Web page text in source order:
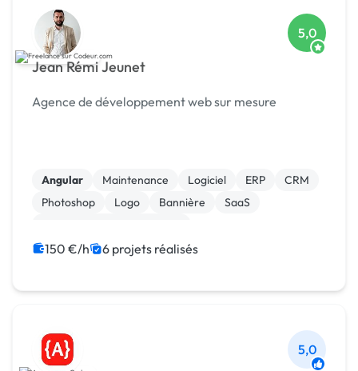
Jean Rémi Jeunet
5,0
Agence de développement web sur mesure
Angular Maintenance Logiciel ERP
CRM
Photoshop
Logo Bannière
SaaS
150 €/h 6 projets réalisés
5,0